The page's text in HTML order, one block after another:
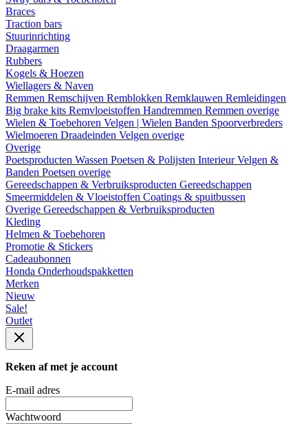
Braces
Traction bars
Stuurinrichting
Draagarmen
Rubbers
Kogels & Hoezen
Wiellagers & Naven
Remmen Remschijven Remblokken Remklauwen Remleidingen
Big brake kits Remvloeistoffen Handremmen Remmen overige
Wielen & Toebehoren Velgen | Wielen Banden Spoorverbreders
Wielmoeren Draadeinden Velgen overige
Overige
Poetsproducten Wassen Poetsen & Polijsten InterieurVelgen &
Banden Poetsen overige
Gereedschappen & Verbruiksproducten Gereedschappen
Smeermiddelen & Vloeistoffen Coatings & spuitbussen
Overige Gereedschappen & Verbruiksproducten
Kleding
Helmen & Toebehoren
Promotie & Stickers
Cadeaubonnen
Honda Onderhoudspakketten
Merken
Nieuw
Sale!
Outlet
Reken af met je account
E-mail adres
Wachtwoord